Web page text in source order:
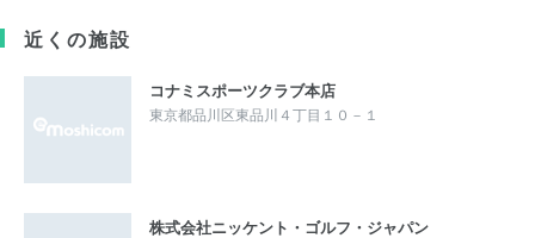
近くの施設
コナミスポーツクラブ本店
東京都品川区東品川４丁目１０－１
株式会社ニッケント・ゴルフ・ジャパン